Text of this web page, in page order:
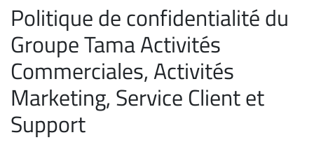
Politique de confidentialité du
Groupe Tama Activités
Commerciales, Activités
Marketing, Service Client et
Support